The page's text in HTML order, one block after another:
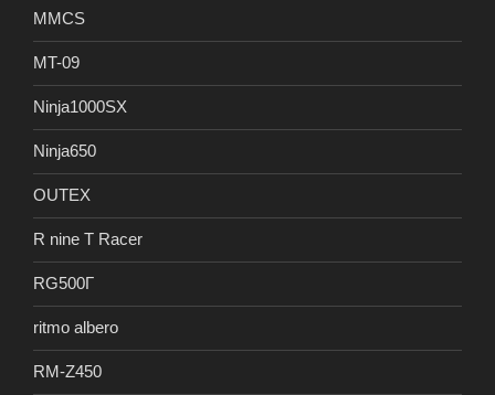
MMCS
MT-09
Ninja1000SX
Ninja650
OUTEX
R nine T Racer
RG500Γ
ritmo albero
RM-Z450